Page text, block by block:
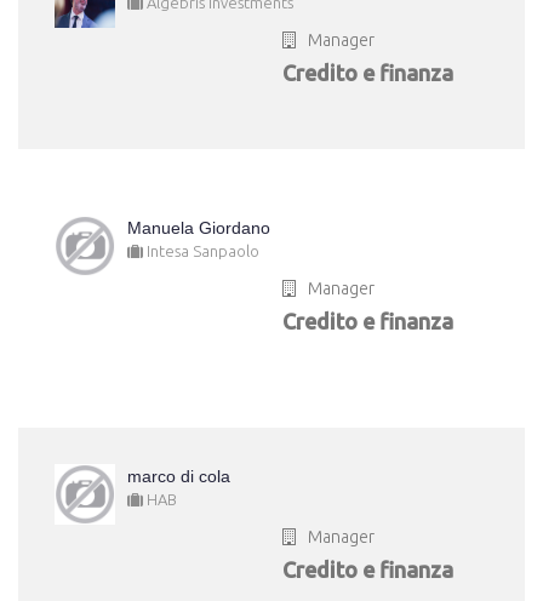
Manager
Credito e finanza
Manuela Giordano
Intesa Sanpaolo
Manager
Credito e finanza
marco di cola
HAB
Manager
Credito e finanza